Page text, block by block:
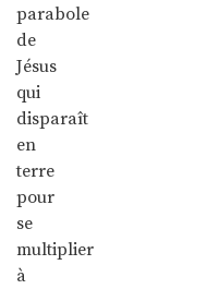
parabole
de
Jésus
qui
disparaît
en
terre
pour
se
multiplier
à